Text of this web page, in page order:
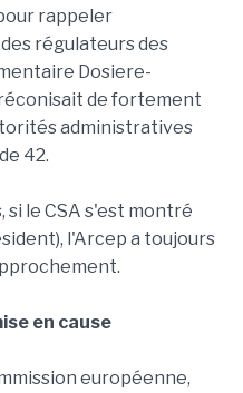
rappeler
régulateurs des
Dosiere-
de fortement
administratives
42.
si le CSA s'est montré
l'Arcep a toujours
en cause
européenne,